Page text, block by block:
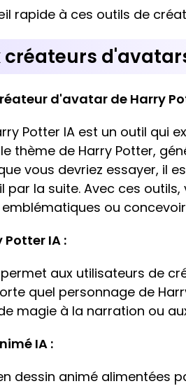
rapide à ces outils de
créateurs
d'avatar de Harry
Potter IA est un outil qui
thème de Harry Potter,
vous devriez essayer, il
par la suite. Avec ces
ou
IA :
aux utilisateurs de
quel personnage de
magie à la narration ou
IA :
dessin animé alimentées